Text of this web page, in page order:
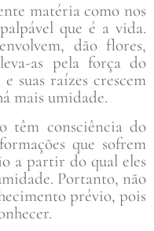
matéria como nos
que é a vida.
dão flores,
as pela força do
suas raízes crescem
mais umidade.
têm consciência do
que sofrem
a partir do qual eles
Portanto, não
prévio, pois